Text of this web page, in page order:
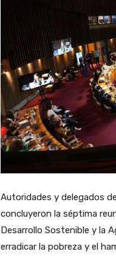
Autoridades y delegados
concluyeron la séptima
Desarrollo Sostenible y la
erradicar la pobreza y el